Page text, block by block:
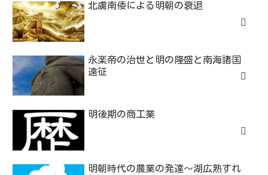
北虜南倭による明朝の衰退
永楽帝の治世と明の隆盛と南海諸国
遠征
明後期の商工業
明朝時代の農業の発達～湖広熟すれ